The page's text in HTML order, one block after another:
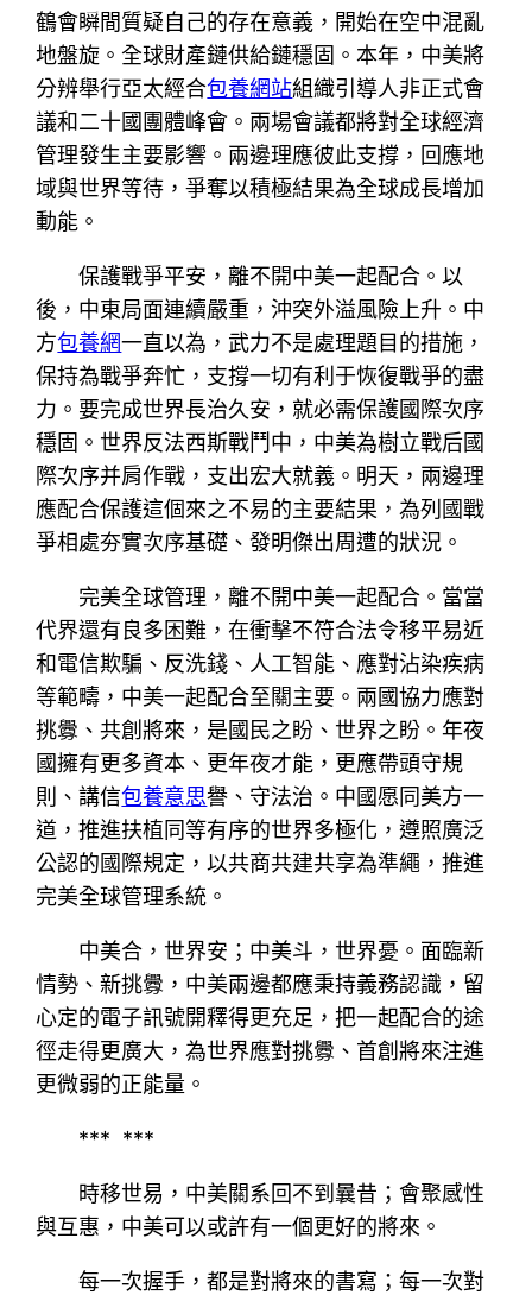
鶴會瞬間質疑自己的存在意義，開始在空中混亂
地盤旋。全球財產鏈供給鏈穩固。本年，中美將
分辨舉行亞太經合包養網站組織引導人非正式會
議和二十國團體峰會。兩場會議都將對全球經濟
管理發生主要影響。兩邊理應彼此支撐，回應地
域與世界等待，爭奪以積極結果為全球成長增加
動能。
保護戰爭平安，離不開中美一起配合。以
後，中東局面連續嚴重，沖突外溢風險上升。中
方包養網一直以為，武力不是處理題目的措施，
保持為戰爭奔忙，支撐一切有利于恢復戰爭的盡
力。要完成世界長治久安，就必需保護國際次序
穩固。世界反法西斯戰鬥中，中美為樹立戰后國
際次序并肩作戰，支出宏大就義。明天，兩邊理
應配合保護這個來之不易的主要結果，為列國戰
爭相處夯實次序基礎、發明傑出周遭的狀況。
完美全球管理，離不開中美一起配合。當當
代界還有良多困難，在衝擊不符合法令移平易近
和電信欺騙、反洗錢、人工智能、應對沾染疾病
等範疇，中美一起配合至關主要。兩國協力應對
挑釁、共創將來，是國民之盼、世界之盼。年夜
國擁有更多資本、更年夜才能，更應帶頭守規
則、講信包養意思譽、守法治。中國愿同美方一
道，推進扶植同等有序的世界多極化，遵照廣泛
公認的國際規定，以共商共建共享為準繩，推進
完美全球管理系統。
中美合，世界安；中美斗，世界憂。面臨新
情勢、新挑釁，中美兩邊都應秉持義務認識，留
心定的電子訊號開釋得更充足，把一起配合的途
徑走得更廣大，為世界應對挑釁、首創將來注進
更微弱的正能量。
*** ***
時移世易，中美關系回不到曩昔；會聚感性
與互惠，中美可以或許有一個更好的將來。
每一次握手，都是對將來的書寫；每一次對